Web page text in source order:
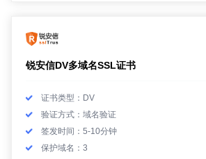
锐安信DV多域名SSL证书
证书类型：DV
验证方式：域名验证
签发时间：5-10分钟
保护域名：3